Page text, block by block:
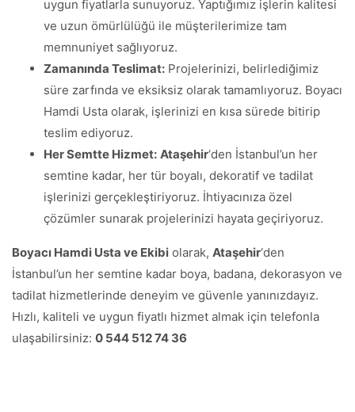
uygun fiyatlarla sunuyoruz. Yaptığımız işlerin kalitesi
ve uzun ömürlülüğü ile müşterilerimize tam
memnuniyet sağlıyoruz.
Zamanında Teslimat: Projelerinizi, belirlediğimiz
süre zarfında ve eksiksiz olarak tamamlıyoruz. Boyacı
Hamdi Usta olarak, işlerinizi en kısa sürede bitirip
teslim ediyoruz.
Her Semtte Hizmet: Ataşehir‘den İstanbul’un her
semtine kadar, her tür boyalı, dekoratif ve tadilat
işlerinizi gerçekleştiriyoruz. İhtiyacınıza özel
çözümler sunarak projelerinizi hayata geçiriyoruz.
Boyacı Hamdi Usta ve Ekibi olarak, Ataşehir‘den
İstanbul’un her semtine kadar boya, badana, dekorasyon ve
tadilat hizmetlerinde deneyim ve güvenle yanınızdayız.
Hızlı, kaliteli ve uygun fiyatlı hizmet almak için telefonla
ulaşabilirsiniz: 0 544 512 74 36